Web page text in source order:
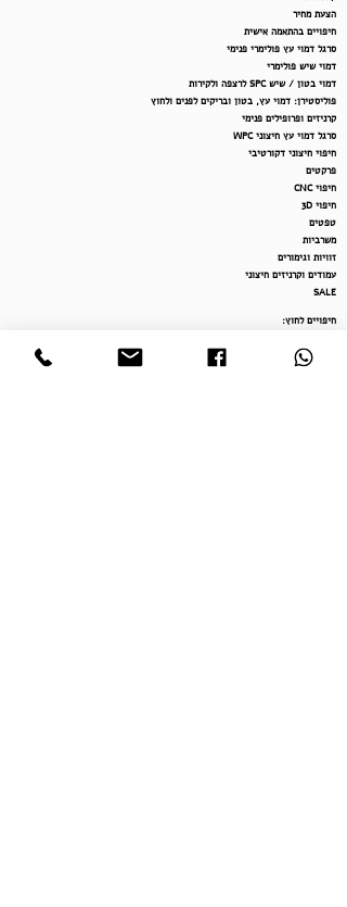
הצעת מחיר
חיפויים בהתאמה אישית
סרגל דמוי עץ פולימרי פנימי
דמוי שיש פולימרי
דמוי בטון / שיש SPC לרצפה ולקירות
פוליסטירן: דמוי עץ, בטון ובריקים לפנים ולחוץ
קרניזים ופרופילים פנימי
סרגל דמוי עץ חיצוני WPC
חיפוי חיצוני דקורטיבי
פרקטים
חיפוי CNC
חיפוי 3D
טפטים
משרביות
זוויות וגימורים
עמודים וקרניזים חיצוני
SALE
חיפויים לחוץ:
פוליסטירן: דמוי עץ, בטון ובריקים לפנים ולחוץ